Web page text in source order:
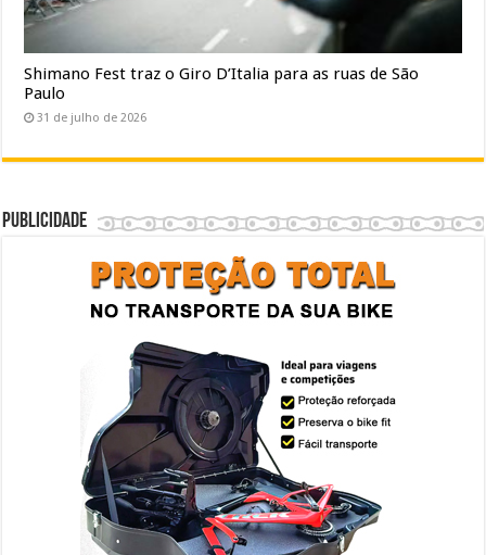
Shimano Fest traz o Giro D’Italia para as ruas de São
Paulo
31 de julho de 2026
Publicidade